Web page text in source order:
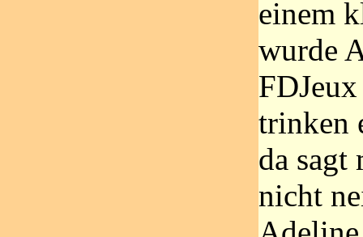
einem
wurde
trinken
da sagt
nicht